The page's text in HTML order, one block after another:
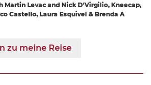
Martin Levac and Nick D'Virgilio, Kneecap,
Castello, Laura Esquivel & Brenda A
zu meine Reise